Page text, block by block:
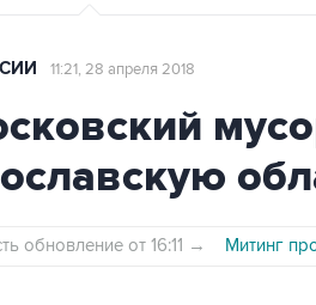
11:21, 28 апреля 2018
обновление от 16:11 → Митинг